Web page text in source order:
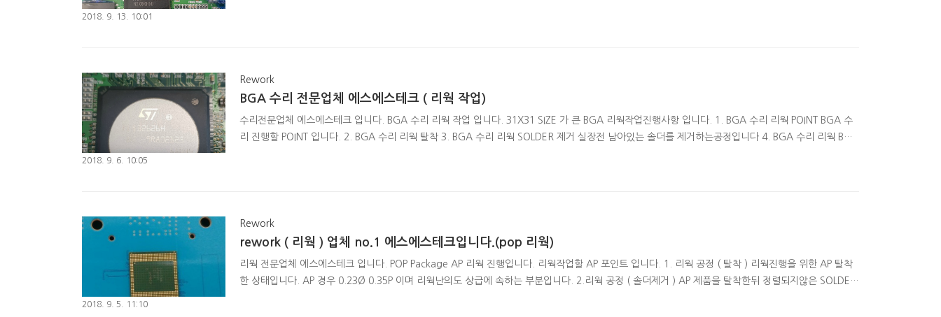
2018. 9. 13. 10:01
Rework
BGA 수리 전문업체 에스에스테크 ( 리웍 작업)
수리전문업체 에스에스테크 입니다. BGA 수리 리웍 작업 입니다. 31X31 SIZE 가 큰 BGA 리웍작업진행사항 입니다. 1. BGA 수리 리웍 POINT BGA 수
리 진행할 POINT 입니다. 2. BGA 수리 리웍 탈착 3. BGA 수리 리웍 SOLDER 제거 실장전 남아있는 솔더를 제거하는공정입니다 4. BGA 수리 리웍 BGA
2018. 9. 6. 10:05
Rework
rework ( 리웍 ) 업체 no.1 에스에스테크입니다.(pop 리웍)
리웍 전문업체 에스에스테크 입니다. POP Package AP 리웍 진행입니다. 리웍작업할 AP 포인트 입니다. 1. 리웍 공정 ( 탈착 ) 리웍진행을 위한 AP 탈착
한 상태입니다. AP 경우 0.23Ø 0.35P 이며 리웍난의도 상급에 속하는 부분입니다. 2.리웍 공정 ( 솔더제거 ) AP 제품을 탈착한뒤 정렬되지않은 SOLDER
2018. 9. 5. 11:10